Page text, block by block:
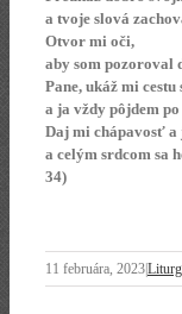
a tvoje slová
Otvor mi oči,
aby som pozoroval
Pane, ukáž mi
a ja vždy pôjdem po
Daj mi chápavosť a
a celým srdcom sa
34)
11 februára, 2023